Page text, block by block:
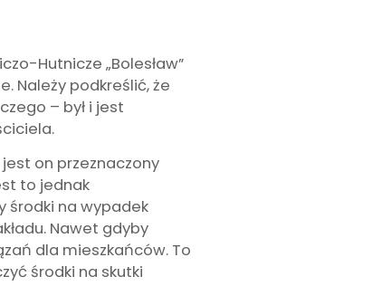
Hutnicze „Bolesław”
Należy podkreślić, że
– był i jest
on przeznaczony
to jednak
środki na wypadek
Nawet gdyby
dla mieszkańców. To
środki na skutki